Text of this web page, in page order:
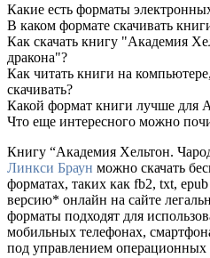
Какие есть форматы
В каком формате скачивать
Как скачать книгу "Академия
дракона"?
Как читать книги на
скачивать?
Какой формат книги лучше для
Что еще интересного можно
Книгу “Академия Хельтон.
Линкси Браун можно скачать
форматах, таких как fb2, txt,
версию* онлайн на сайте
форматы подходят для
мобильных телефонах,
под управлением